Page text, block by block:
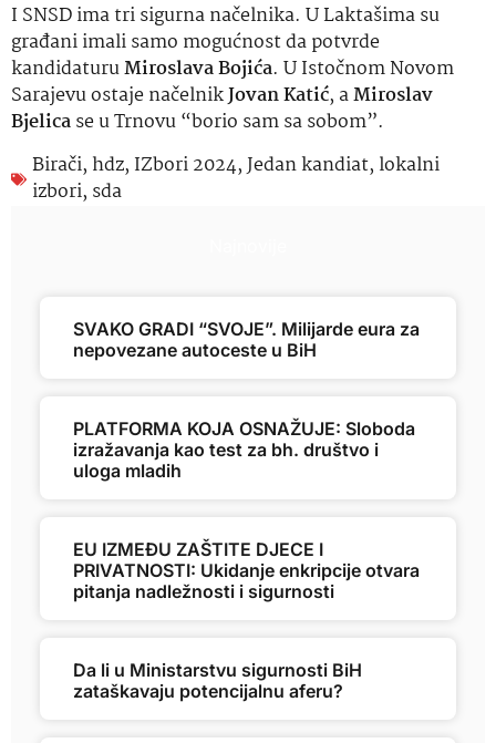
I SNSD ima tri sigurna načelnika. U Laktašima su
građani imali samo mogućnost da potvrde
kandidaturuMiroslava Bojića. U Istočnom Novom
Sarajevu ostaje načelnikJovan Katić, aMiroslav
Bjelicase u Trnovu “borio sam sa sobom”.
Birači, hdz, IZbori 2024,Jedan kandiat, lokalni
izbori, sda
SVAKO GRADI “SVOJE”. Milijarde eura za
nepovezane autoceste u BiH
PLATFORMA KOJA OSNAŽUJE: Sloboda
izražavanja kao test za bh. društvo i
uloga mladih
EU IZMEĐU ZAŠTITE DJECE I
PRIVATNOSTI: Ukidanje enkripcije otvara
pitanja nadležnosti i sigurnosti
Da li u Ministarstvu sigurnosti BiH
zataškavaju potencijalnu aferu?